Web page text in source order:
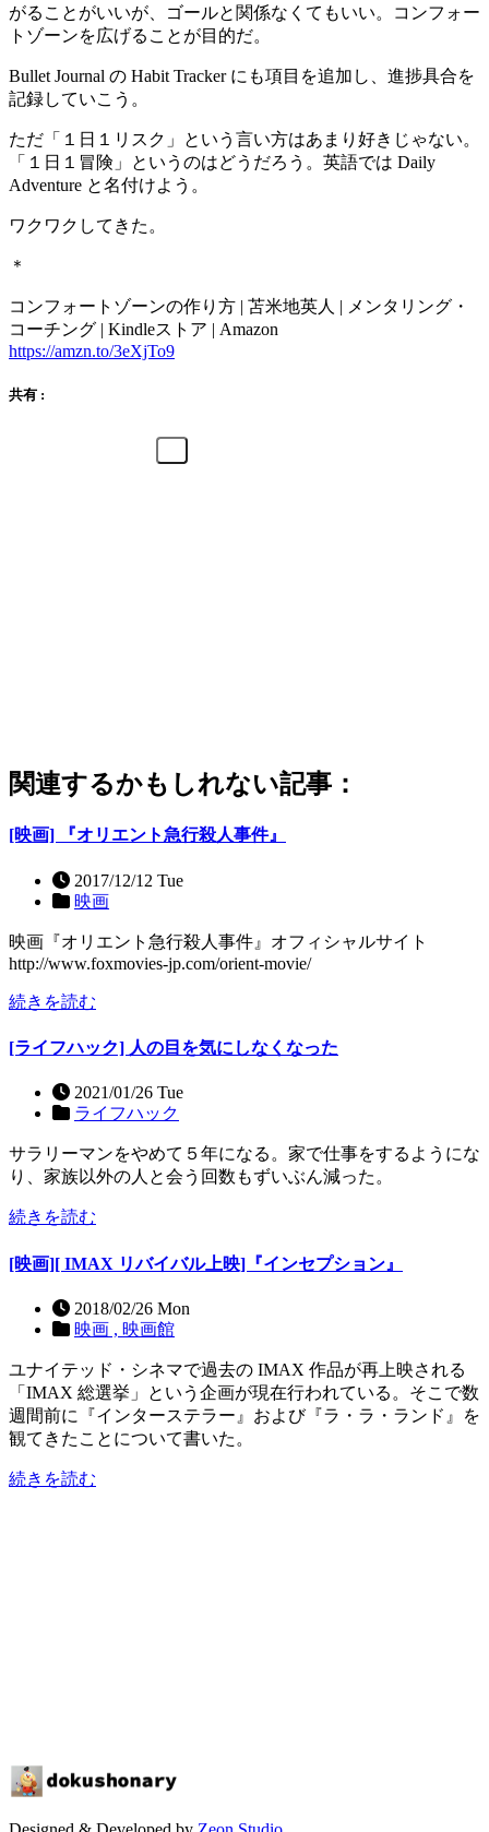
がることがいいが、ゴールと関係なくてもいい。コンフォー
トゾーンを広げることが目的だ。
Bullet Journal の Habit Tracker にも項目を追加し、進捗具合を
記録していこう。
ただ「１日１リスク」という言い方はあまり好きじゃない。
「１日１冒険」というのはどうだろう。英語では Daily
Adventure と名付けよう。
ワクワクしてきた。
＊
コンフォートゾーンの作り方 | 苫米地英人 | メンタリング・
コーチング | Kindleストア | Amazon
https://amzn.to/3eXjTo9
共有 :
関連するかもしれない記事：
[映画] 『オリエント急行殺人事件』
2017/12/12 Tue
映画
映画『オリエント急行殺人事件』オフィシャルサイト
http://www.foxmovies-jp.com/orient-movie/
続きを読む
[ライフハック] 人の目を気にしなくなった
2021/01/26 Tue
ライフハック
サラリーマンをやめて５年になる。家で仕事をするようにな
り、家族以外の人と会う回数もずいぶん減った。
続きを読む
[映画][ IMAX リバイバル上映]『インセプション』
2018/02/26 Mon
映画 , 映画館
ユナイテッド・シネマで過去の IMAX 作品が再上映される
「IMAX 総選挙」という企画が現在行われている。そこで数
週間前に『インターステラー』および『ラ・ラ・ランド』を
観てきたことについて書いた。
続きを読む